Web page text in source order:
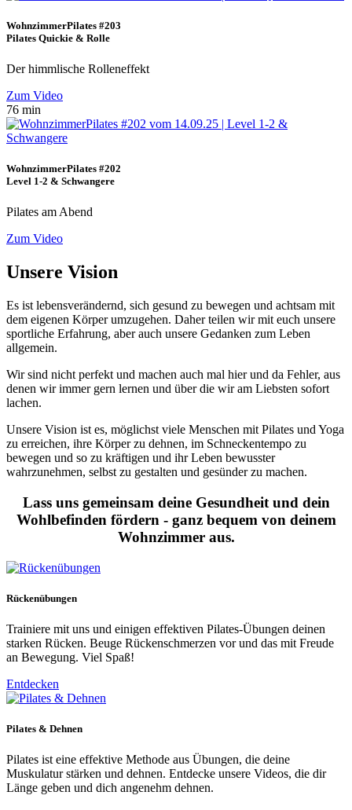
WohnzimmerPilates #203
Pilates Quickie & Rolle
Der himmlische Rolleneffekt
Zum Video
76 min
WohnzimmerPilates #202
Level 1-2 & Schwangere
Pilates am Abend
Zum Video
Unsere Vision
Es ist lebensverändernd, sich gesund zu bewegen und achtsam mit
dem eigenen Körper umzugehen. Daher teilen wir mit euch unsere
sportliche Erfahrung, aber auch unsere Gedanken zum Leben
allgemein.
Wir sind nicht perfekt und machen auch mal hier und da Fehler, aus
denen wir immer gern lernen und über die wir am Liebsten sofort
lachen.
Unsere Vision ist es, möglichst viele Menschen mit Pilates und Yoga
zu erreichen, ihre Körper zu dehnen, im Schneckentempo zu
bewegen und so zu kräftigen und ihr Leben bewusster
wahrzunehmen, selbst zu gestalten und gesünder zu machen.
Lass uns gemeinsam deine Gesundheit und dein
Wohlbefinden fördern - ganz bequem von deinem
Wohnzimmer aus.
Rückenübungen
Trainiere mit uns und einigen effektiven Pilates-Übungen deinen
starken Rücken. Beuge Rückenschmerzen vor und das mit Freude
an Bewegung. Viel Spaß!
Entdecken
Pilates & Dehnen
Pilates ist eine effektive Methode aus Übungen, die deine
Muskulatur stärken und dehnen. Entdecke unsere Videos, die dir
Länge geben und dich angenehm dehnen.